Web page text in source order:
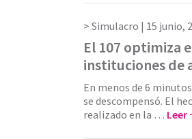
Simulacro | 15 junio,
El 107 optimiza
instituciones de
En menos de 6
se descompensó. El
realizado en la … Leer